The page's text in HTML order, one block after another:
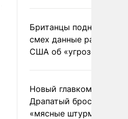
Британцы подняли на
смех данные разведки
США об «угрозе
Новый главком ВСУ
Драпатый бросил
«мясные штурмы»